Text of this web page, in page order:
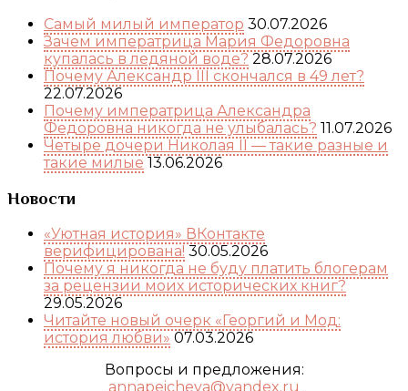
Самый милый император 30.07.2026
Зачем императрица Мария Федоровна
купалась в ледяной воде? 28.07.2026
Почему Александр III скончался в 49 лет?
22.07.2026
Почему императрица Александра
Федоровна никогда не улыбалась? 11.07.2026
Четыре дочери Николая II — такие разные и
такие милые 13.06.2026
Новости
«Уютная история» ВКонтакте
верифицирована! 30.05.2026
Почему я никогда не буду платить блогерам
за рецензии моих исторических книг?
29.05.2026
Читайте новый очерк «Георгий и Мод:
история любви» 07.03.2026
Вопросы и предложения:
annapeicheva@yandex.ru